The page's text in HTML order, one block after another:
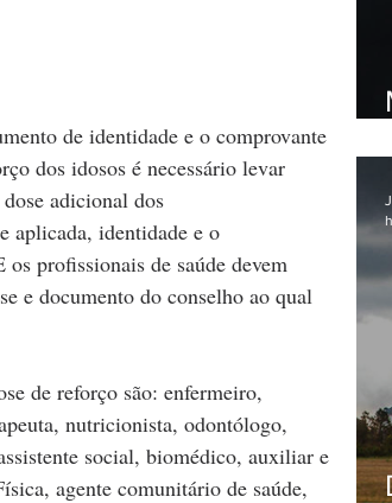
de identidade e o comprovante
dos idosos é necessário levar
adicional dos
aplicada, identidade e o
profissionais de saúde devem
e documento do conselho ao qual
de reforço são: enfermeiro,
nutricionista, odontólogo,
social, biomédico, auxiliar e
agente comunitário de saúde,